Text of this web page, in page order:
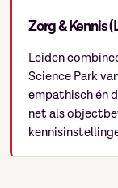
Zorg & Kennis
Leiden
Science Park
empathisch én
net als